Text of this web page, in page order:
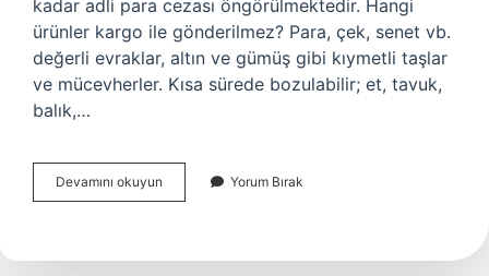
kadar adli para cezası öngörülmektedir. Hangi
ürünler kargo ile gönderilmez? Para, çek, senet vb.
değerli evraklar, altın ve gümüş gibi kıymetli taşlar
ve mücevherler. Kısa sürede bozulabilir; et, tavuk,
balık,…
Devamını okuyun
Kargo
Mi
Yorum Bırak